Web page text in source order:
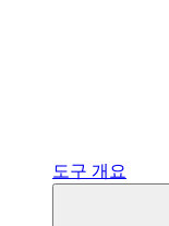
도구 개요